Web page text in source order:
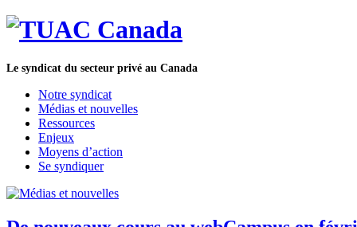
Le syndicat du secteur privé au Canada
Notre syndicat
Médias et nouvelles
Ressources
Enjeux
Moyens d’action
Se syndiquer